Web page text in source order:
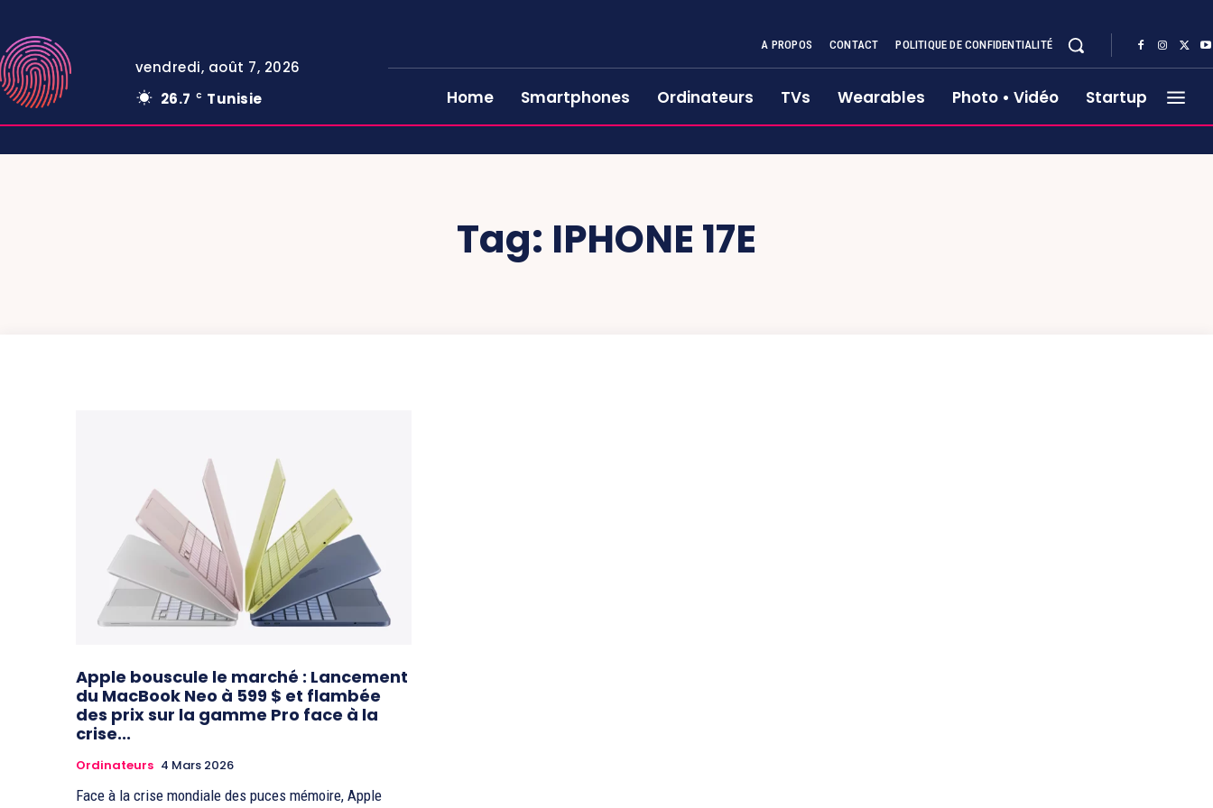
vendredi, août 7, 2026
26.7
C Tunisie
A PROPOS CONTACT POLITIQUE DE CONFIDENTIALITÉ
Home Smartphones Ordinateurs TVs Wearables Photo • Vidéo Startup
Tag: IPHONE 17E
Apple bouscule le marché : Lancement
du MacBook Neo à 599 $ et flambée
des prix sur la gamme Pro face à la
crise...
Ordinateurs 4 Mars 2026
Face à la crise mondiale des puces mémoire, Apple